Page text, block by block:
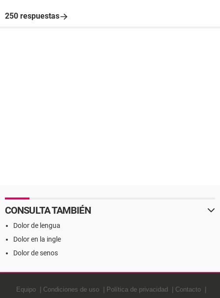
250 respuestas
CONSULTA TAMBIÉN
Dolor de lengua
Dolor en la ingle
Dolor de senos
Equipo Condiciones de uso Política de privacidad Contacto